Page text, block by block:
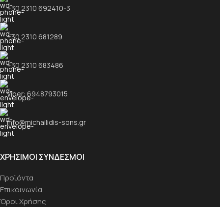
+30 2310 692410-3
+30 2310 681289
+30 2310 683486
Viber: 6948793015
info@michailidis-sons.gr
ΧΡΉΣΙΜΟΙ ΣΎΝΔΕΣΜΟΙ
Προϊόντα
Επικοινωνία
Όροι Χρήσης